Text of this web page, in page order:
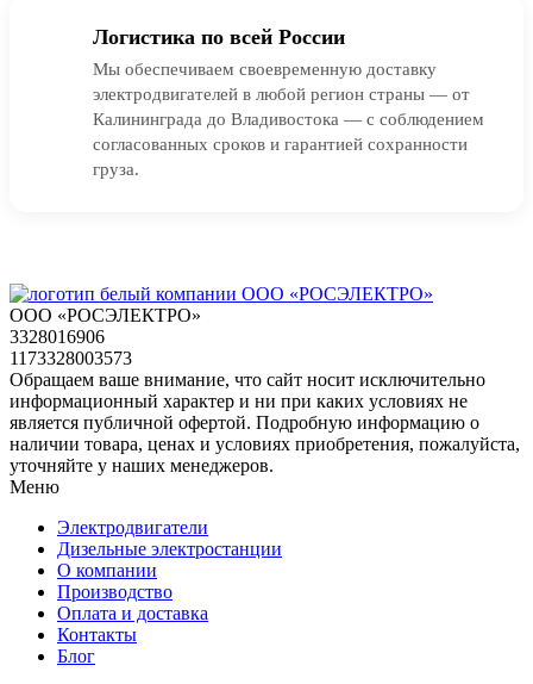
Логистика по всей России
Мы обеспечиваем своевременную доставку
электродвигателей в любой регион страны — от
Калининграда до Владивостока — с соблюдением
согласованных сроков и гарантией сохранности
груза.
ООО «РОСЭЛЕКТРО»
3328016906
1173328003573
Обращаем ваше внимание, что сайт носит исключительно
информационный характер и ни при каких условиях не
является публичной офертой. Подробную информацию о
наличии товара, ценах и условиях приобретения, пожалуйста,
уточняйте у наших менеджеров.
Меню
Электродвигатели
Дизельные электростанции
О компании
Производство
Оплата и доставка
Контакты
Блог